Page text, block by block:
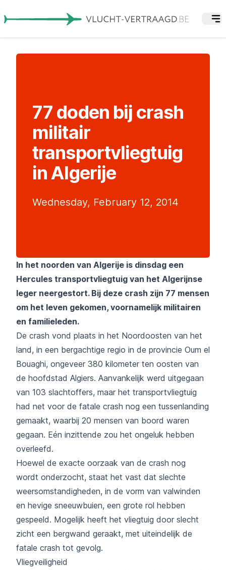
77 doden bij crash
militair
transportvliegtuig
in Algerije
Wednesday, February 12, 2014
In het noorden van Algerije is dinsdag een
Hercules transportvliegtuig van het Algerijnse
leger neergestort. Bij deze crash zijn 77 mensen
om het leven gekomen, voornamelijk militairen
en familieleden.
De crash vond plaats in het Noordoosten van het
land, in een bergachtige regio in de provincie Oum el
Bouaghi, ongeveer 380 kilometer ten oosten van
de hoofdstad Algiers. Aanvankelijk werd uitgegaan
van 103 slachtoffers, maar het transportvliegtuig
had net voor de fatale crash nog een tussenlanding
gemaakt, waarbij 20 mensen van boord waren
gegaan. Eén inzittende zou het ongeluk hebben
overleefd.
Hoewel de exacte oorzaak van de crash nog
wordt onderzocht, staat het vast dat slechte
weersomstandigheden, in de vorm van valwinden
en hevige sneeuwbuien, een grote rol hebben
gespeeld. Mogelijk heeft het vliegtuig door slecht
zicht een bergwand geraakt, met uiteindelijk de
fatale crash tot gevolg.
Vliegveiligheid